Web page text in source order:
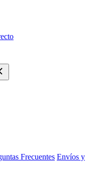
Frecuentes Envíos y